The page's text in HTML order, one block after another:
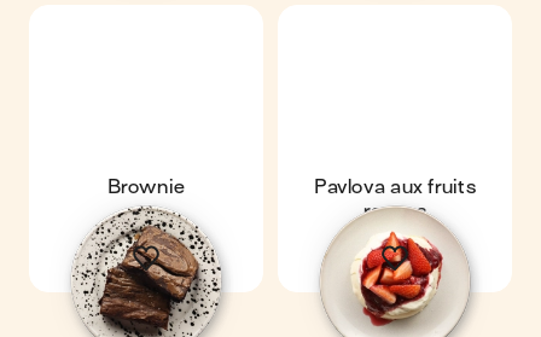
Brownie
Pavlova aux fruits
rouges